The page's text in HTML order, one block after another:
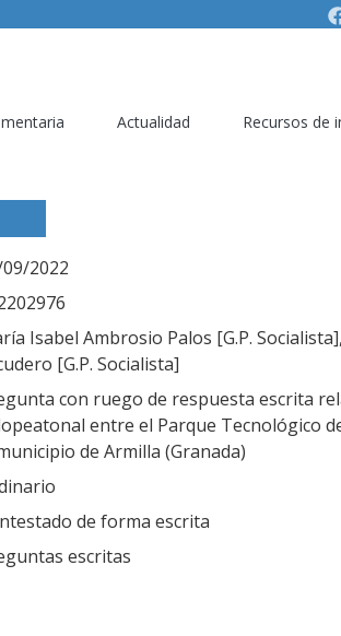
Actualidad
Recursos de
2022
Isabel Ambrosio Palos [G.P.
[G.P. Socialista]
con ruego de respuesta escrita
entre el Parque Tecnológico
de Armilla (Granada)
de forma escrita
escritas